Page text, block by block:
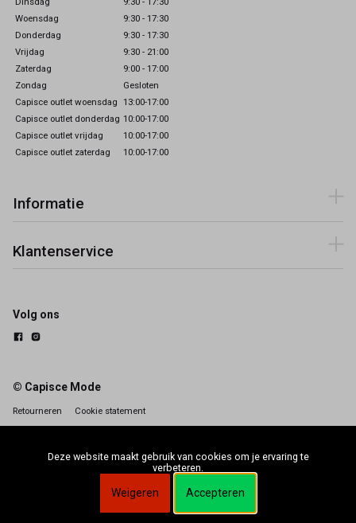
Woensdag
9:30 - 17:30
Donderdag
9:30 - 17:30
Vrijdag
9:30 - 21:00
Zaterdag
9:00 - 17:00
Zondag
Gesloten
Capisce outlet woensdag 13:00-17:00
Capisce outlet donderdag 10:00-17:00
Capisce outlet vrijdag
10:00-17:00
Capisce outlet zaterdag
10:00-17:00
Informatie
Klantenservice
Volg ons
© Capisce Mode
Retourneren Cookie statement
Deze website maakt gebruik van cookies om je ervaring te
verbeteren.
Weigeren Accepteren